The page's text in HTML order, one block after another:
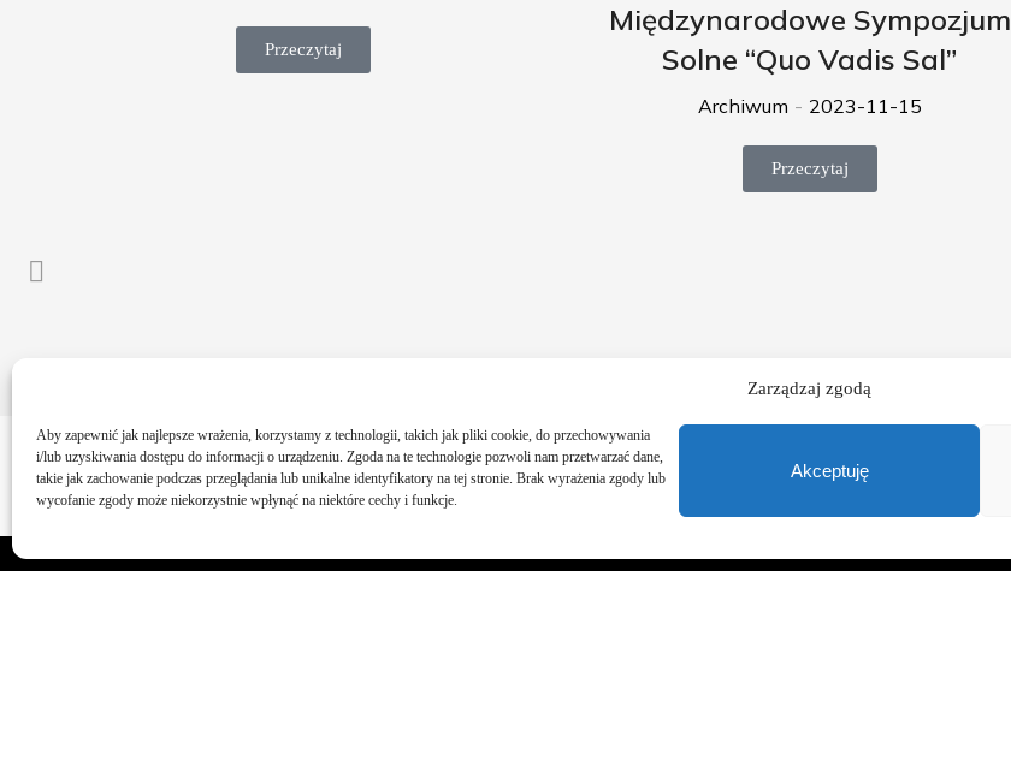
Zarządzaj zgodą
Aby zapewnić jak najlepsze wrażenia, korzystamy z technologii, takich jak pliki cookie, do przechowywania
i/lub uzyskiwania dostępu do informacji o urządzeniu. Zgoda na te technologie pozwoli nam przetwarzać dane,
takie jak zachowanie podczas przeglądania lub unikalne identyfikatory na tej stronie. Brak wyrażenia zgody lub
wycofanie zgody może niekorzystnie wpłynąć na niektóre cechy i funkcje.
Akceptuję
Przeczytaj
Międzynarodowe Sympozjum
Solne “Quo Vadis Sal”
Archiwum 2023-11-15
Przeczytaj